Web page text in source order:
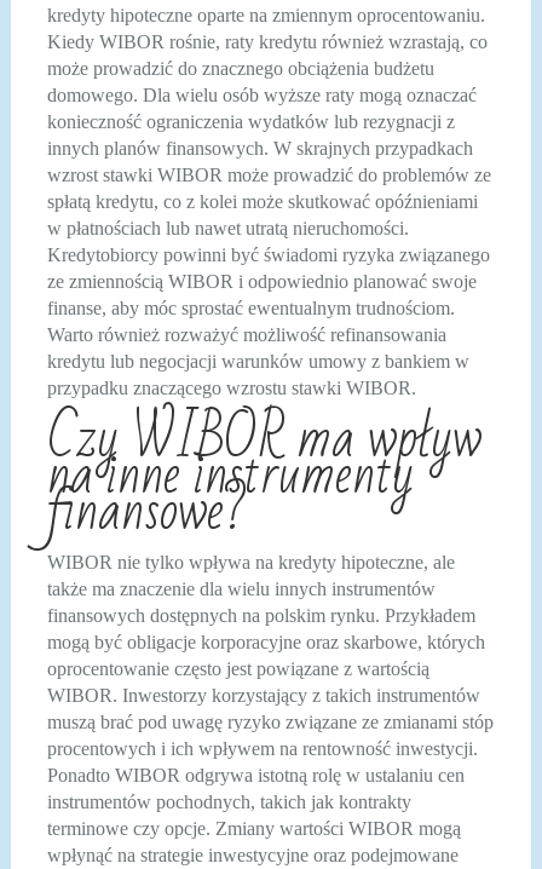
kredyty hipoteczne oparte na zmiennym oprocentowaniu.
Kiedy WIBOR rośnie, raty kredytu również wzrastają, co
może prowadzić do znacznego obciążenia budżetu
domowego. Dla wielu osób wyższe raty mogą oznaczać
konieczność ograniczenia wydatków lub rezygnacji z
innych planów finansowych. W skrajnych przypadkach
wzrost stawki WIBOR może prowadzić do problemów ze
spłatą kredytu, co z kolei może skutkować opóźnieniami
w płatnościach lub nawet utratą nieruchomości.
Kredytobiorcy powinni być świadomi ryzyka związanego
ze zmiennością WIBOR i odpowiednio planować swoje
finanse, aby móc sprostać ewentualnym trudnościom.
Warto również rozważyć możliwość refinansowania
kredytu lub negocjacji warunków umowy z bankiem w
przypadku znaczącego wzrostu stawki WIBOR.
Czy WIBOR ma wpływ
na inne instrumenty
finansowe?
WIBOR nie tylko wpływa na kredyty hipoteczne, ale
także ma znaczenie dla wielu innych instrumentów
finansowych dostępnych na polskim rynku. Przykładem
mogą być obligacje korporacyjne oraz skarbowe, których
oprocentowanie często jest powiązane z wartością
WIBOR. Inwestorzy korzystający z takich instrumentów
muszą brać pod uwagę ryzyko związane ze zmianami stóp
procentowych i ich wpływem na rentowność inwestycji.
Ponadto WIBOR odgrywa istotną rolę w ustalaniu cen
instrumentów pochodnych, takich jak kontrakty
terminowe czy opcje. Zmiany wartości WIBOR mogą
wpłynąć na strategie inwestycyjne oraz podejmowane